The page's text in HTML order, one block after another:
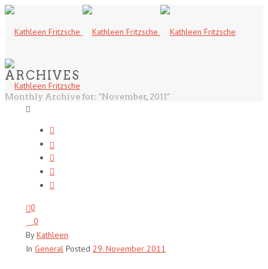
ARCHIVES
Monthly Archive for: "November, 2011"
0
0
ByKathleen
In General Posted 29. November 2011